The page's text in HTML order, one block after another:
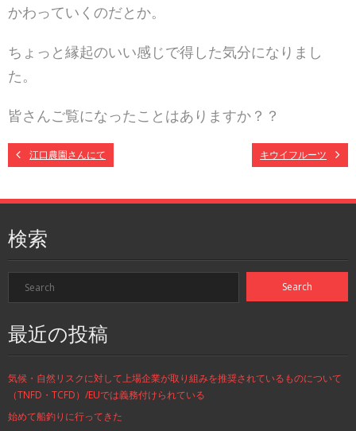
かわっていくのだと か。
ちょっと縁起のいい感じで得した気分になりまし
た。
皆さんご覧になったことはありますか？？
江口農園さんにて キウイフルーツ
検索
最近の投稿
気候・自然リスクに対して上場企業が取り組みを推奨されているものについて
（TNFD・TCFD）/EUでは義務付けられている
始めて船釣りに行ってきた